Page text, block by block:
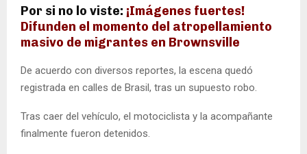
Por si no lo viste: ¡Imágenes fuertes!
Difunden el momento del atropellamiento
masivo de migrantes en Brownsville
De acuerdo con diversos reportes, la escena quedó
registrada en calles de Brasil, tras un supuesto robo.
Tras caer del vehículo, el motociclista y la acompañante
finalmente fueron detenidos.